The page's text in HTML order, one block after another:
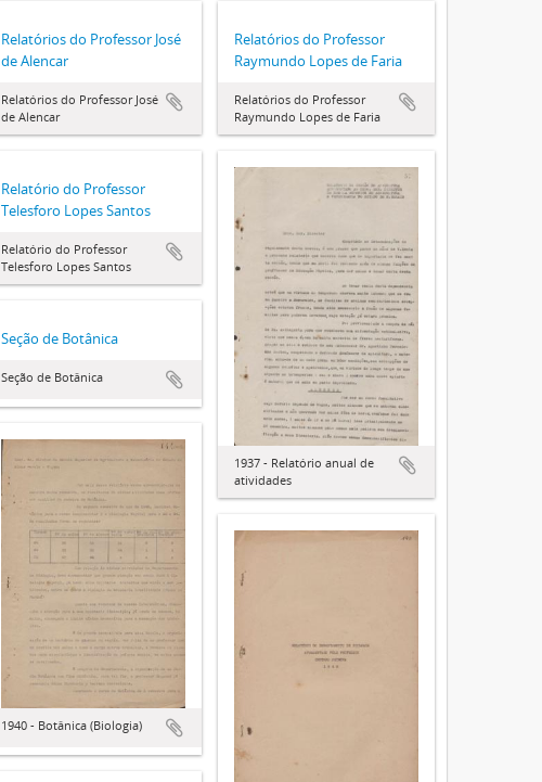
Relatórios do Professor José
de Alencar
Relatórios do Professor José
de Alencar
Relatórios do Professor
Raymundo Lopes de Faria
Relatórios do Professor
Raymundo Lopes de Faria
Relatório do Professor
Telesforo Lopes Santos
Relatório do Professor
Telesforo Lopes Santos
1937 - Relatório anual de
atividades
Seção de Botânica
Seção de Botânica
1940 - Botânica (Biologia)